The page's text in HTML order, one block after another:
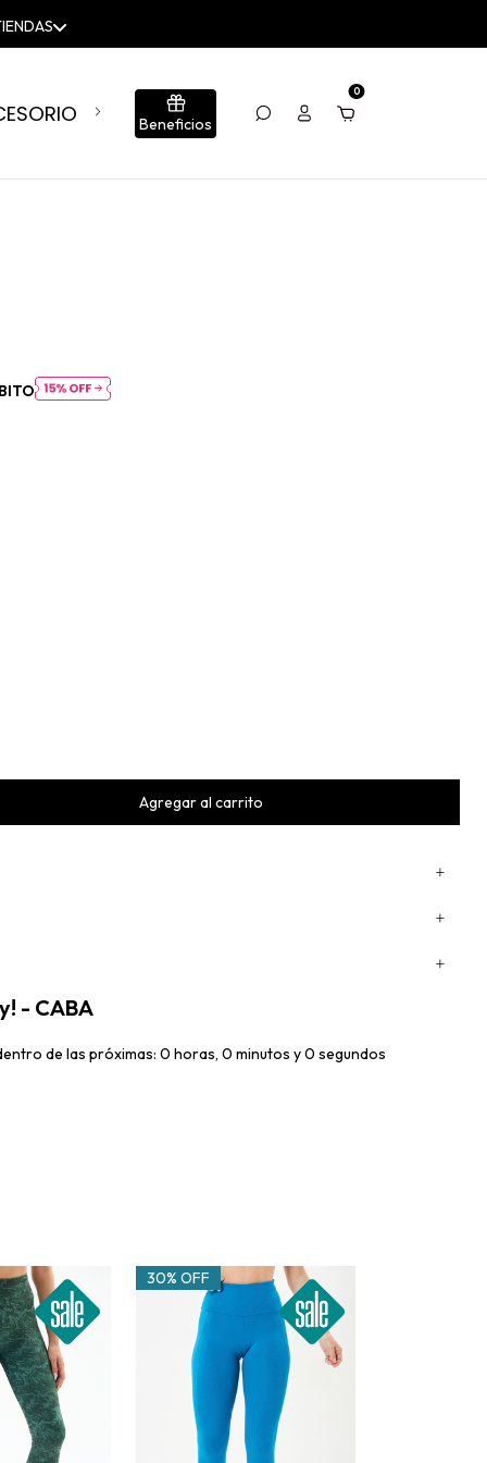
BLOG CONJUNTOS SUMÁ TU LOCAL
Beneficios
0
- CABA
de las próximas: 0 horas, 0 minutos y 0 segundos
30% OFF